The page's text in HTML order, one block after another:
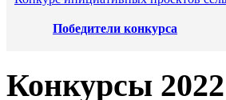
Победители конкурса
Конкурсы 2022